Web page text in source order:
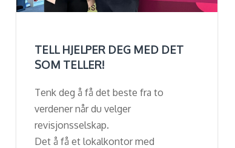
TELL HJELPER DEG MED DET
SOM TELLER!
Tenk deg å få det beste fra to
verdener når du velger
revisjonsselskap.
Det å få et lokalkontor med